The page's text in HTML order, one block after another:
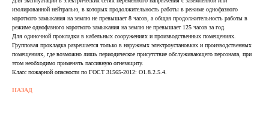
изолированной нейтралью, в которых продолжительность работы в режиме однофазного
короткого замыкания на землю не превышает 8 часов, а общая продолжительность работы в
режиме однофазного короткого замыкания на землю не превышает 125 часов за год.
Для одиночной прокладки в кабельных сооружениях и производственных помещениях.
Групповая прокладка разрешается только в наружных электроустановках и производственных
помещениях, где возможно лишь периодическое присутствие обслуживающего персонала, при
этом необходимо применять пассивную огнезащиту.
Класс пожарной опасности по ГОСТ 31565-2012: О1.8.2.5.4.
НАЗАД